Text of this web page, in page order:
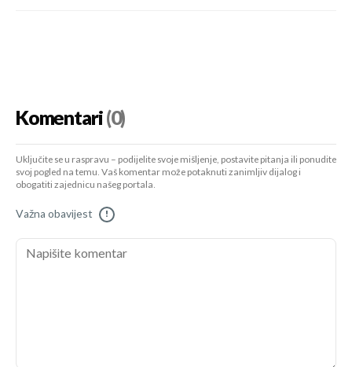
Komentari(0)
Uključite se u raspravu – podijelite svoje mišljenje, postavite pitanja ili ponudite
svoj pogled na temu. Vaš komentar može potaknuti zanimljiv dijalog i
obogatiti zajednicu našeg portala.
Važna obavijest !